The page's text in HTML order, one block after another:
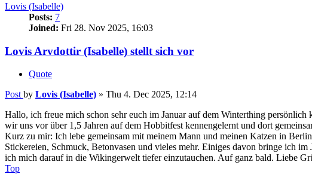
Lovis (Isabelle)
Posts: 7
Joined: Fri 28. Nov 2025, 16:03
Lovis Arvdottir (Isabelle) stellt sich vor
Quote
Post by Lovis (Isabelle) » Thu 4. Dec 2025, 12:14
Hallo, ich freue mich schon sehr euch im Januar auf dem Winterthing
wir uns vor über 1,5 Jahren auf dem Hobbitfest kennengelernt und dort
Kurz zu mir: Ich lebe gemeinsam mit meinem Mann und meinen Katzen in
Stickereien, Schmuck, Betonvasen und vieles mehr. Einiges davon bringe ich
ich mich darauf in die Wikingerwelt tiefer einzutauchen. Auf ganz bald. Liebe
Top